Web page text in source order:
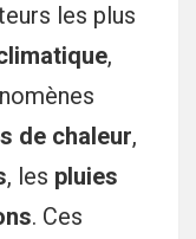
les plus
,
de chaleur,
, les pluies
. Ces